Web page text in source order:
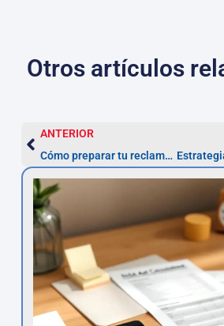
Otros artículos
ANTERIOR
Cómo preparar tu reclamación de nulidad por interés abusivo en préstamos